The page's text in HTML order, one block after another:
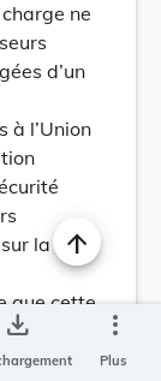
ne
d’un
à l’Union
la
que cette
save_alt more_vert
Plus